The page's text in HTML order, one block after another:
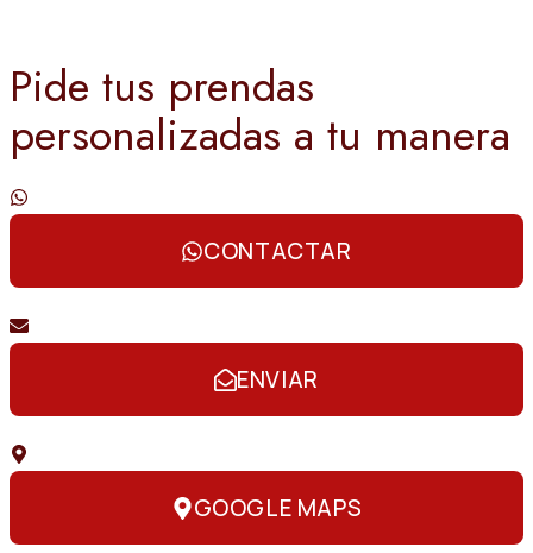
Pide tus prendas
personalizadas a tu manera
CONTACTAR
ENVIAR
GOOGLE MAPS